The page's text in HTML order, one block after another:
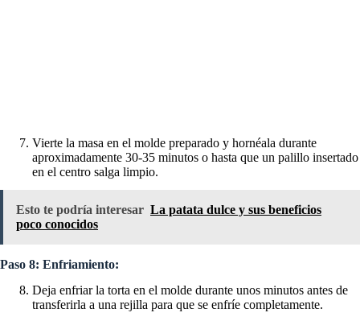
Vierte la masa en el molde preparado y hornéala durante
aproximadamente 30-35 minutos o hasta que un palillo insertado
en el centro salga limpio.
Esto te podría interesar La patata dulce y sus beneficios
poco conocidos
Paso 8: Enfriamiento:
Deja enfriar la torta en el molde durante unos minutos antes de
transferirla a una rejilla para que se enfríe completamente.